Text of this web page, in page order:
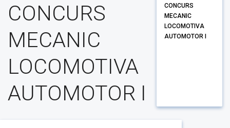
CONCURS
MECANIC
LOCOMOTIVA
AUTOMOTOR I
CONCURS
MECANIC
LOCOMOTIVA
AUTOMOTOR I